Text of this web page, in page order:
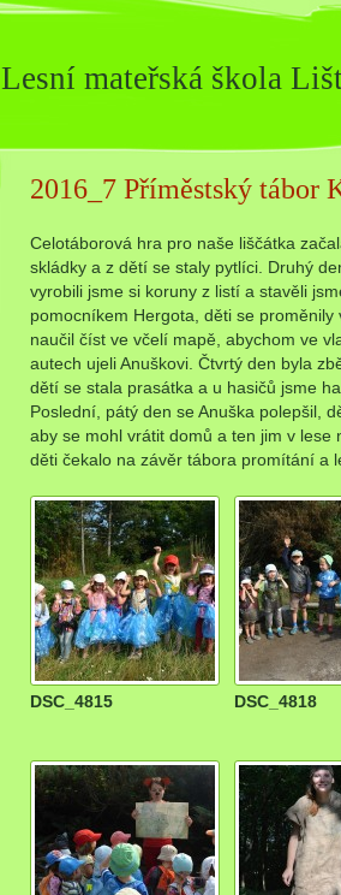
2016_7 Příměstský tábor
Celotáborová hra pro naše liščátka
skládky a z dětí se staly pytlíci. Druhý
vyrobili jsme si koruny z listí a stavěli
pomocníkem Hergota, děti se
naučil číst ve včelí mapě, abychom ve
autech ujeli Anuškovi. Čtvrtý den byla
dětí se stala prasátka a u hasičů jsme
Poslední, pátý den se Anuška polepšil,
aby se mohl vrátit domů a ten jim v
děti čekalo na závěr tábora promítání a
DSC_4815 DSC_4818
Lesní mateřská škola